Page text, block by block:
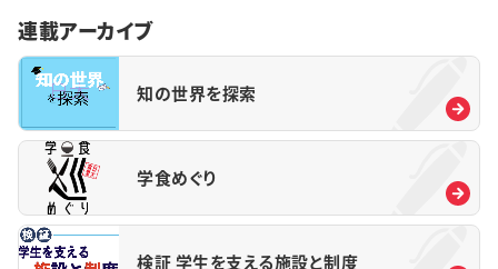
連載アーカイブ
知の世界を探索
学食めぐり
検証 学生を支える施設と制度